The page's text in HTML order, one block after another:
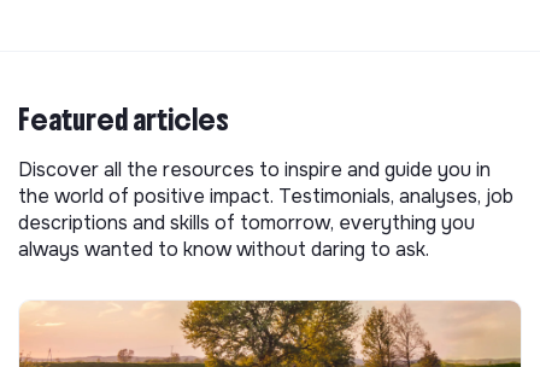
Featured articles
Discover all the resources to inspire and guide you in
the world of positive impact. Testimonials, analyses, job
descriptions and skills of tomorrow, everything you
always wanted to know without daring to ask.